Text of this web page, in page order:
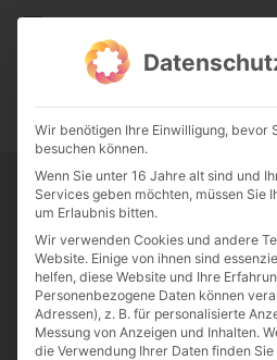
0:00
Tag:Philip Mulryne
Papst Franziskus Ehe Sex Liebe
Franziskus
50 Jahre Humanae vitae
Wir benötigen Ihre Einwilligung, bevor
besuchen können.
Wenn Sie unter 16 Jahre alt sind und
Services geben möchten, müssen Sie
um Erlaubnis bitten.
Wir verwenden Cookies und andere
Website. Einige von ihnen sind
helfen, diese Website und Ihre
Personenbezogene Daten können
Adressen), z. B. für personalisierte
Messung von Anzeigen und Inhalten.
die Verwendung Ihrer Daten finden